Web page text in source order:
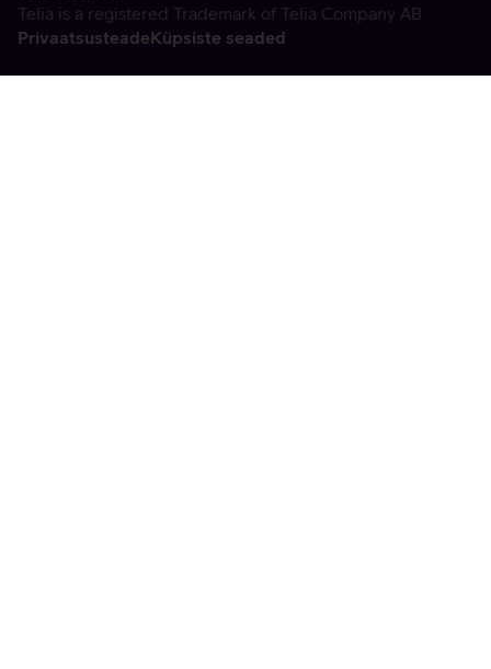
Telia is a registered Trademark of Telia Company AB
PrivaatsusteadeKüpsiste seaded